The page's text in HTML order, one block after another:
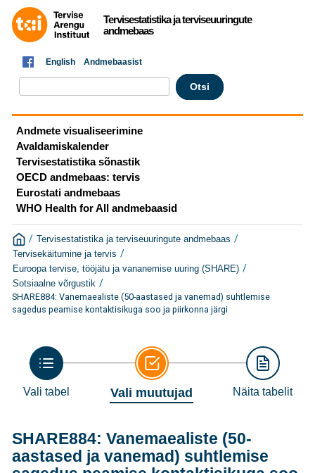
Tervisestatistika ja terviseuuringute
andmebaas
English Andmebaasist
Andmete visualiseerimine
Avaldamiskalender
Tervisestatistika sõnastik
OECD andmebaas: tervis
Eurostati andmebaas
WHO Health for All andmebaasid
/ Tervisestatistika ja terviseuuringute andmebaas /
Tervisekäitumine ja tervis /
Euroopa tervise, tööjätu ja vananemise uuring (SHARE) /
Sotsiaalne võrgustik /
SHARE884: Vanemaealiste (50-aastased ja vanemad) suhtlemise
sagedus peamise kontaktisikuga soo ja piirkonna järgi
Vali tabel Vali muutujad Näita tabelit
SHARE884: Vanemaealiste (50-
aastased ja vanemad) suhtlemise